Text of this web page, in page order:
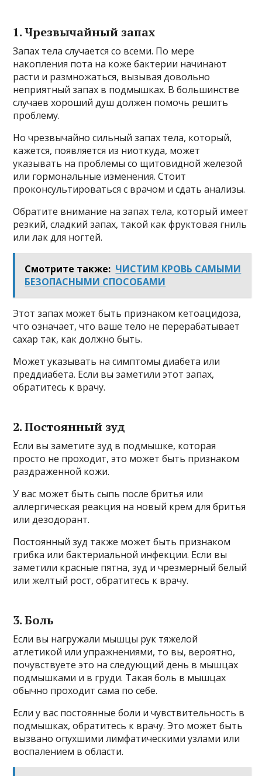
1. Чрезвычайный запах
Запах тела случается со всеми. По мере
накопления пота на коже бактерии начинают
расти и размножаться, вызывая довольно
неприятный запах в подмышках. В большинстве
случаев хороший душ должен помочь решить
проблему.
Но чрезвычайно сильный запах тела, который,
кажется, появляется из ниоткуда, может
указывать на проблемы со щитовидной железой
или гормональные изменения. Стоит
проконсультироваться с врачом и сдать анализы.
Обратите внимание на запах тела, который имеет
резкий, сладкий запах, такой как фруктовая гниль
или лак для ногтей.
Смотрите также: ЧИСТИМ КРОВЬ САМЫМИ
БЕЗОПАСНЫМИ СПОСОБАМИ
Этот запах может быть признаком кетоацидоза,
что означает, что ваше тело не перерабатывает
сахар так, как должно быть.
Может указывать на симптомы диабета или
преддиабета. Если вы заметили этот запах,
обратитесь к врачу.
2. Постоянный зуд
Если вы заметите зуд в подмышке, которая
просто не проходит, это может быть признаком
раздраженной кожи.
У вас может быть сыпь после бритья или
аллергическая реакция на новый крем для бритья
или дезодорант.
Постоянный зуд также может быть признаком
грибка или бактериальной инфекции. Если вы
заметили красные пятна, зуд и чрезмерный белый
или желтый рост, обратитесь к врачу.
3. Боль
Если вы нагружали мышцы рук тяжелой
атлетикой или упражнениями, то вы, вероятно,
почувствуете это на следующий день в мышцах
подмышками и в груди. Такая боль в мышцах
обычно проходит сама по себе.
Если у вас постоянные боли и чувствительность в
подмышках, обратитесь к врачу. Это может быть
вызвано опухшими лимфатическими узлами или
воспалением в области.